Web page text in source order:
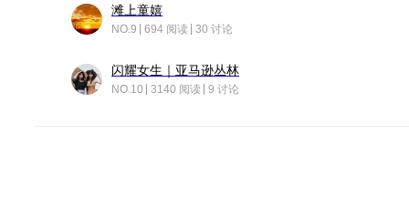
滩上童嬉
NO.9 694 阅读 30 讨论
闪耀女生｜亚马逊丛林
NO.10 3140 阅读 9 讨论